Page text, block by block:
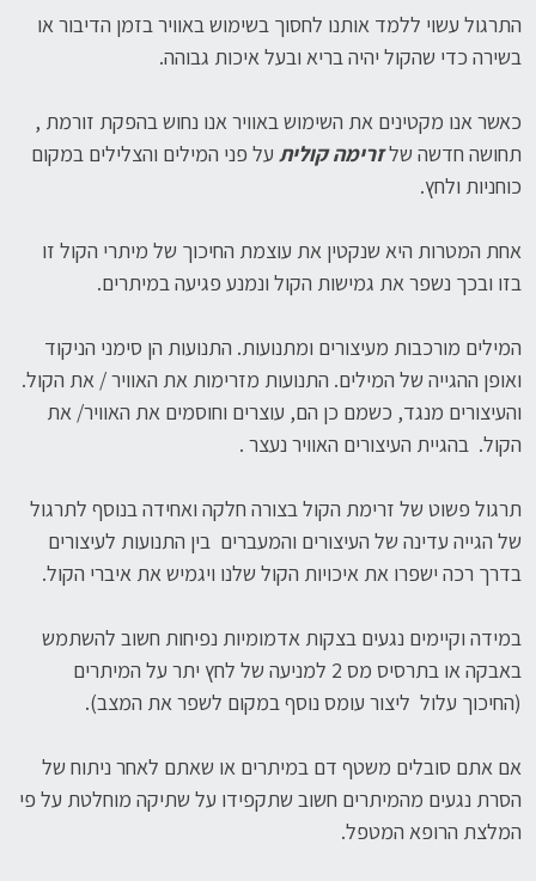
התרגול עשוי ללמד אותנו לחסוך בשימוש באוויר בזמן הדיבור או
בשירה כדי שהקול יהיה בריא ובעל איכות גבוהה.
כאשר אנו מקטינים את השימוש באוויר אנו נחוש בהפקת זורמת ,
תחושה חדשה שלזרימה קולית על פני המילים והצלילים במקום
כוחניות ולחץ.
אחת המטרות היא שנקטין את עוצמת החיכוך של מיתרי הקול זו
בזו ובכך נשפר את גמישות הקול ונמנע פגיעה במיתרים.
המילים מורכבות מעיצורים ומתנועות. התנועות הן סימני הניקוד
ואופן ההגייה של המילים. התנועות מזרימות את האוויר / את הקול.
והעיצורים מנגד, כשמם כן הם, עוצרים וחוסמים את האוויר/ את
הקול. בהגיית העיצורים האוויר נעצר .
תרגול פשוט של זרימת הקול בצורה חלקה ואחידה בנוסף לתרגול
של הגייה עדינה של העיצורים והמעברים בין התנועות לעיצורים
בדרך רכה ישפרו את איכויות הקול שלנו ויגמיש את איברי הקול.
במידה וקיימים נגעים בצקות אדמומיות נפיחות חשוב להשתמש
באבקה או בתרסיס מס 2 למניעה של לחץ יתר על המיתרים
(החיכוך עלול ליצור עומס נוסף במקום לשפר את המצב).
אם אתם סובלים משטף דם במיתרים או שאתם לאחר ניתוח של
הסרת נגעים מהמיתרים חשוב שתקפידו על שתיקה מוחלטת על פי
המלצת הרופא המטפל.